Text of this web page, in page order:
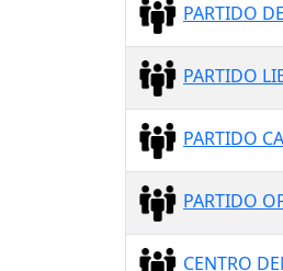
PARTIDO
PARTIDO
PARTIDO
PARTIDO
CENTRO